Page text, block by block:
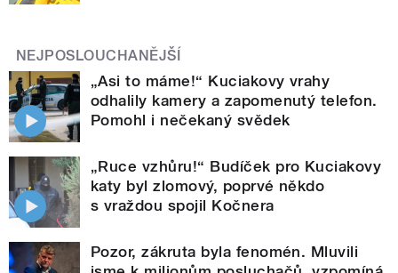
NEJPOSLOUCHANĚJŠÍ
„Asi to máme!“ Kuciakovy vrahy
odhalily kamery a zapomenutý telefon.
Pomohl i nečekaný svědek
„Ruce vzhůru!“ Budíček pro Kuciakovy
katy byl zlomový, poprvé někdo
s vraždou spojil Kočnera
Pozor, zákruta byla fenomén. Mluvili